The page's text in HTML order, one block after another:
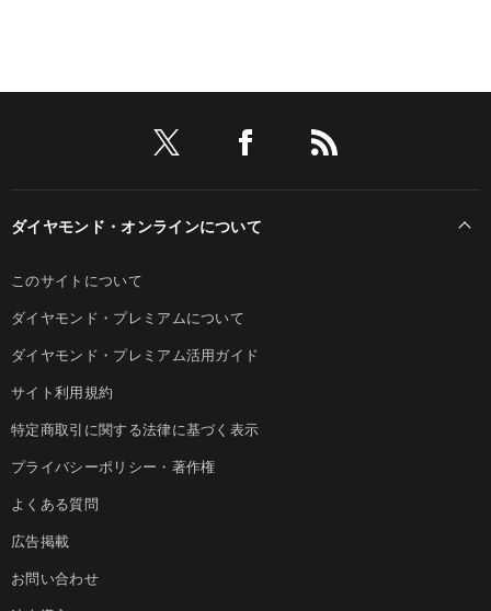
ダイヤモンド・オンラインについて
このサイトについて
ダイヤモンド・プレミアムについて
ダイヤモンド・プレミアム活用ガイド
サイト利用規約
特定商取引に関する法律に基づく表示
プライバシーポリシー・著作権
よくある質問
広告掲載
お問い合わせ